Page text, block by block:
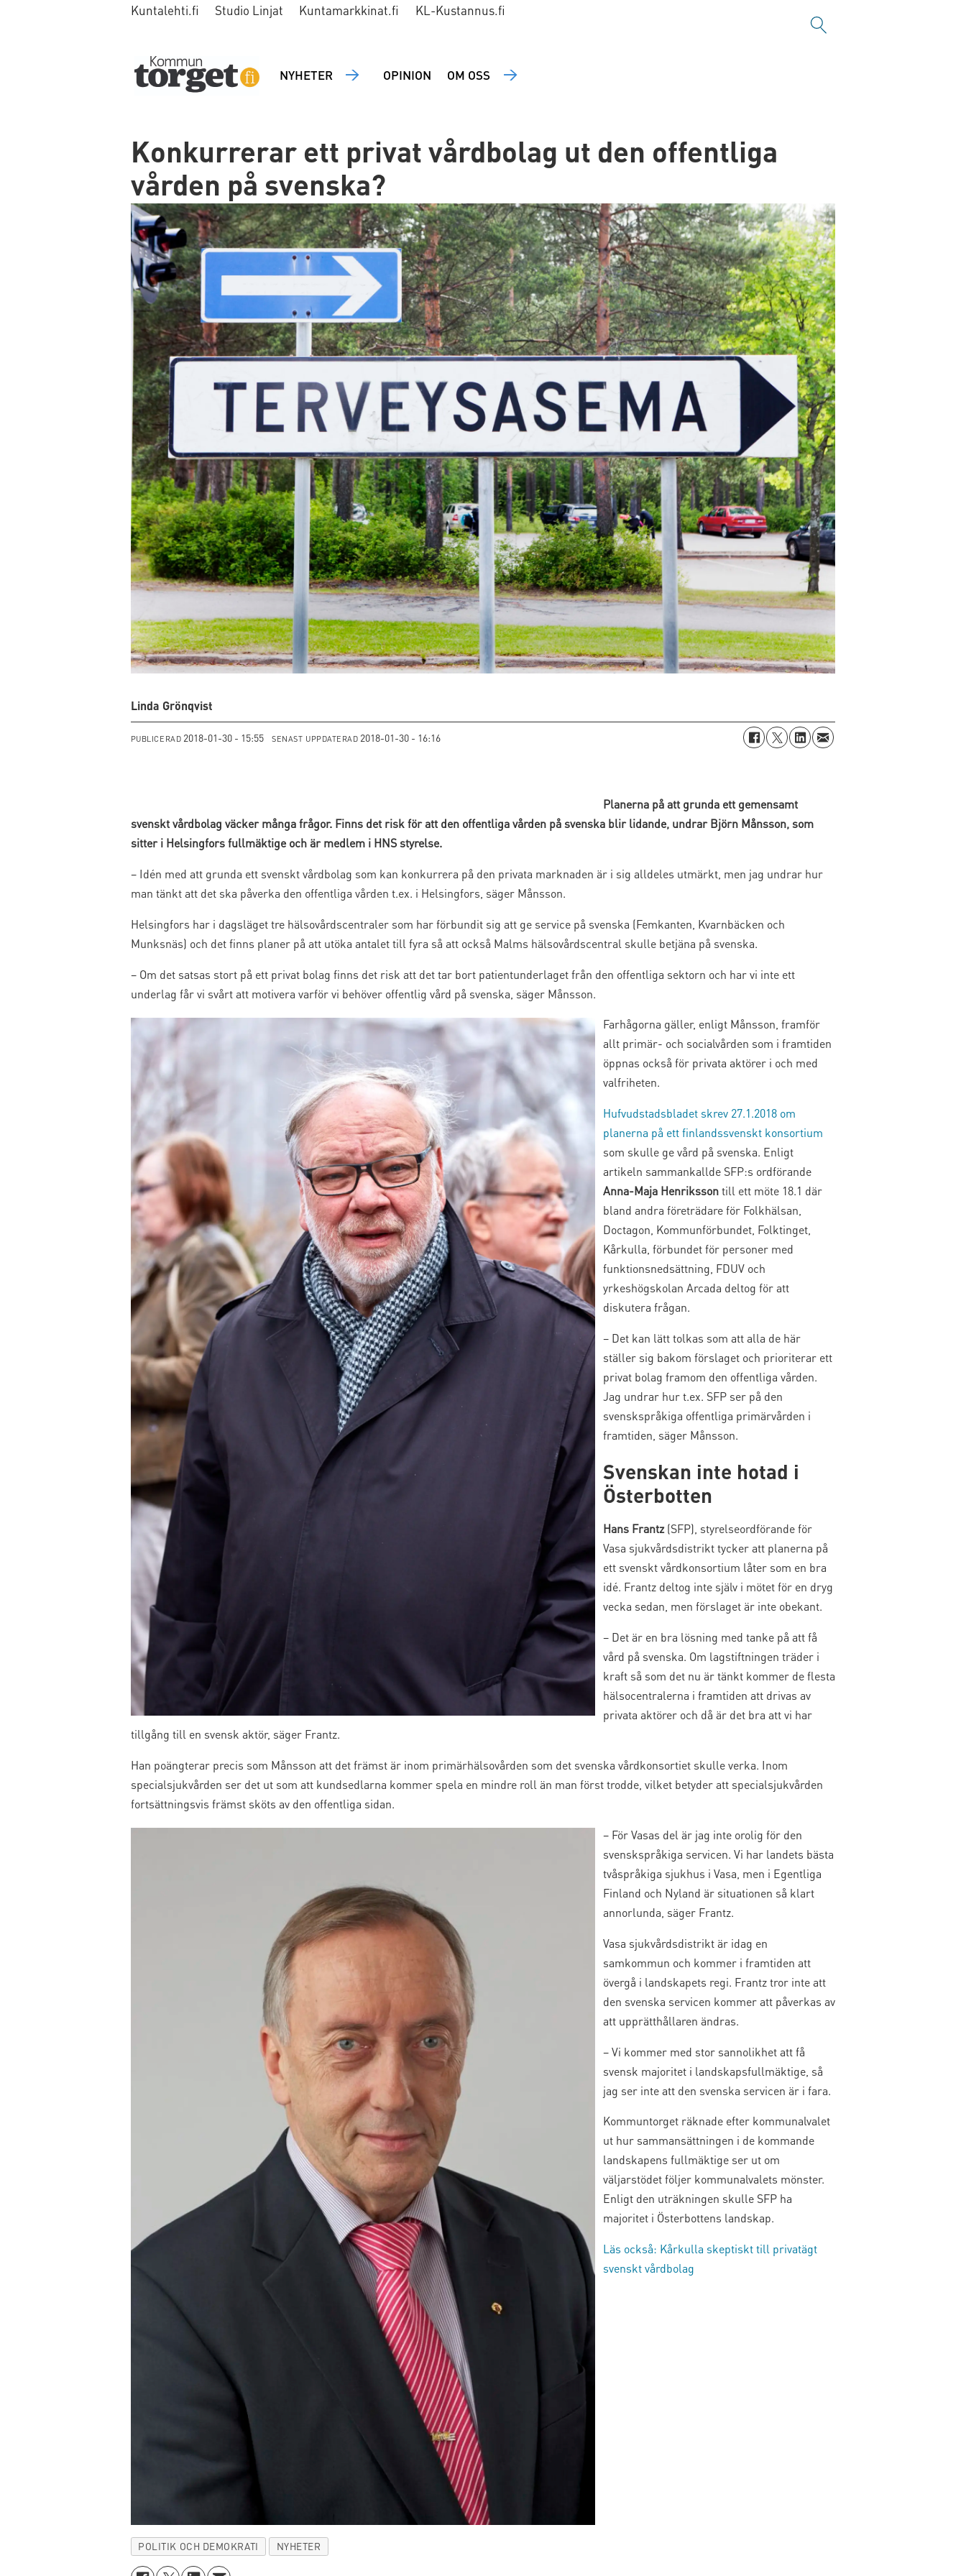
Kuntalehti.fi Studio Linjat Kuntamarkkinat.fi KL-Kustannus.fi
NYHETER OPINION OM OSS
Konkurrerar ett privat vårdbolag ut den offentliga
vården på svenska?
Linda Grönqvist
PUBLICERAD 2018-01-30 - 15:55 SENAST UPPDATERAD 2018-01-30 - 16:16
Planerna på att grunda ett gemensamt
svenskt vårdbolag väcker många frågor. Finns det risk för att den offentliga vården på svenska blir lidande, undrar Björn Månsson, som
sitter i Helsingfors fullmäktige och är medlem i HNS styrelse.
– Idén med att grunda ett svenskt vårdbolag som kan konkurrera på den privata marknaden är i sig alldeles utmärkt, men jag undrar hur
man tänkt att det ska påverka den offentliga vården t.ex. i Helsingfors, säger Månsson.
Helsingfors har i dagsläget tre hälsovårdscentraler som har förbundit sig att ge service på svenska (Femkanten, Kvarnbäcken och
Munksnäs) och det finns planer på att utöka antalet till fyra så att också Malms hälsovårdscentral skulle betjäna på svenska.
– Om det satsas stort på ett privat bolag finns det risk att det tar bort patientunderlaget från den offentliga sektorn och har vi inte ett
underlag får vi svårt att motivera varför vi behöver offentlig vård på svenska, säger Månsson.
Farhågorna gäller, enligt Månsson, framför
allt primär- och socialvården som i framtiden
öppnas också för privata aktörer i och med
valfriheten.
Hufvudstadsbladet skrev 27.1.2018 om
planerna på ett finlandssvenskt konsortium
som skulle ge vård på svenska. Enligt
artikeln sammankallde SFP:s ordförande
Anna-Maja Henrikssontill ett möte 18.1 där
bland andra företrädare för Folkhälsan,
Doctagon, Kommunförbundet, Folktinget,
Kårkulla, förbundet för personer med
funktionsnedsättning, FDUV och
yrkeshögskolan Arcada deltog för att
diskutera frågan.
– Det kan lätt tolkas som att alla de här
ställer sig bakom förslaget och prioriterar ett
privat bolag framom den offentliga vården.
Jag undrar hur t.ex. SFP ser på den
svenskspråkiga offentliga primärvården i
framtiden, säger Månsson.
Svenskan inte hotad i
Österbotten
Hans Frantz(SFP), styrelseordförande för
Vasa sjukvårdsdistrikt tycker att planerna på
ett svenskt vårdkonsortium låter som en bra
idé. Frantz deltog inte själv i mötet för en dryg
vecka sedan, men förslaget är inte obekant.
– Det är en bra lösning med tanke på att få
vård på svenska. Om lagstiftningen träder i
kraft så som det nu är tänkt kommer de flesta
hälsocentralerna i framtiden att drivas av
privata aktörer och då är det bra att vi har
tillgång till en svensk aktör, säger Frantz.
Han poängterar precis som Månsson att det främst är inom primärhälsovården som det svenska vårdkonsortiet skulle verka. Inom
specialsjukvården ser det ut som att kundsedlarna kommer spela en mindre roll än man först trodde, vilket betyder att specialsjukvården
fortsättningsvis främst sköts av den offentliga sidan.
– För Vasas del är jag inte orolig för den
svenskspråkiga servicen. Vi har landets bästa
tvåspråkiga sjukhus i Vasa, men i Egentliga
Finland och Nyland är situationen så klart
annorlunda, säger Frantz.
Vasa sjukvårdsdistrikt är idag en
samkommun och kommer i framtiden att
övergå i landskapets regi. Frantz tror inte att
den svenska servicen kommer att påverkas av
att upprätthållaren ändras.
– Vi kommer med stor sannolikhet att få
svensk majoritet i landskapsfullmäktige, så
jag ser inte att den svenska servicen är i fara.
Kommuntorget räknade efter kommunalvalet
ut hur sammansättningen i de kommande
landskapens fullmäktige ser ut om
väljarstödet följer kommunalvalets mönster.
Enligt den uträkningen skulle SFP ha
majoritet i Österbottens landskap.
Läs också: Kårkulla skeptiskt till privatägt
svenskt vårdbolag
POLITIK OCH DEMOKRATI NYHETER